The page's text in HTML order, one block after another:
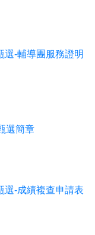
選-輔導團服務證明
選簡章
選-成績複查申請表